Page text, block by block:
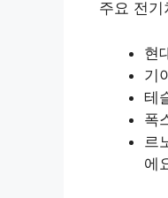
주요 전
현
기
테
폭
르
에